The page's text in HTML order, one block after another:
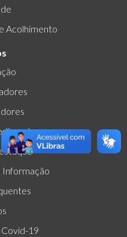
Acolhimento
Informação
19